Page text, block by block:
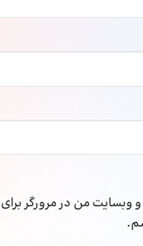
وبسایت من در مرورگر برای